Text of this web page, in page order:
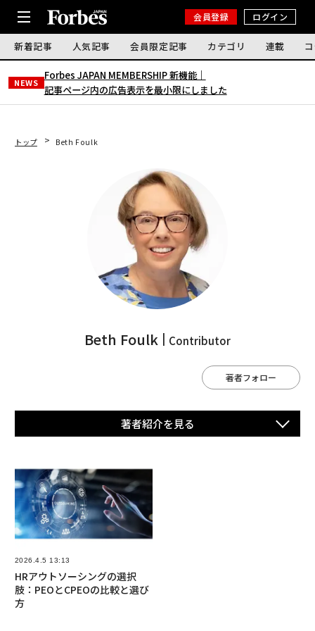
会員登録 ログイン
新着記事 人気記事 会員限定記事 カテゴリ 連載
NEWS
Forbes JAPAN MEMBERSHIP 新機能｜
記事ページ内の広告表示を最小限にしました
トップ Beth Foulk
Beth Foulk Contributor
著者フォロー
著者紹介を⾒る
2026.4.5 13:13
HRアウトソーシングの選択
肢：PEOとCPEOの比較と選び
方